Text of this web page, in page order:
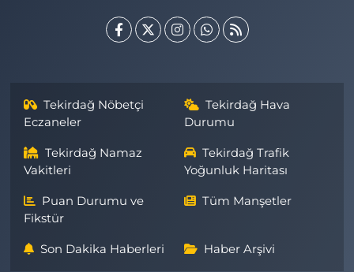
Tekirdağ Nöbetçi
Eczaneler
Tekirdağ Hava
Durumu
Tekirdağ Namaz
Vakitleri
Tekirdağ Trafik
Yoğunluk Haritası
Puan Durumu ve
Fikstür
Tüm Manşetler
Son Dakika Haberleri Haber Arşivi